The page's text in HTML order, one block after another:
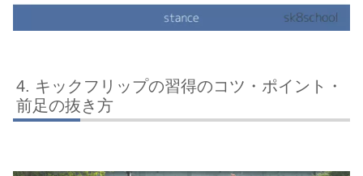
キックフリップの習得のコツ・ポイント・
前足の抜き方